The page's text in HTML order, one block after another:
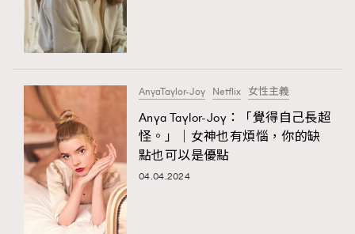
AnyaTaylor-Joy Netflix 女性主義
Anya Taylor-Joy：「覺得自己長超
怪。」｜女神也有煩惱，你的缺
點也可以是優點
04.04.2024